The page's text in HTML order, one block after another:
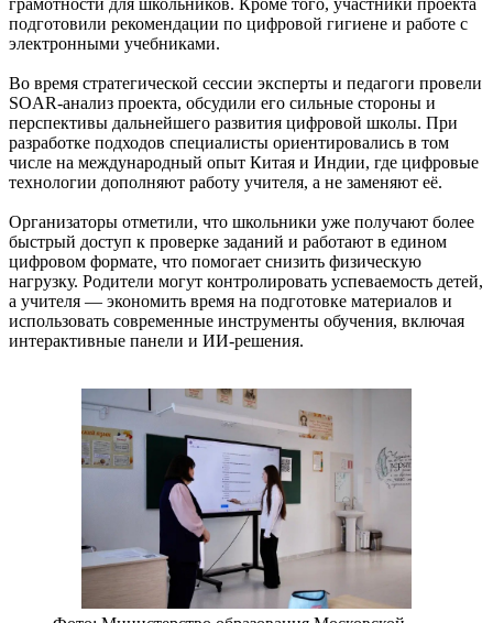
грамотности для школьников. Кроме того, участники проекта
подготовили рекомендации по цифровой гигиене и работе с
электронными учебниками.
Во время стратегической сессии эксперты и педагоги провели
SOAR-анализ проекта, обсудили его сильные стороны и
перспективы дальнейшего развития цифровой школы. При
разработке подходов специалисты ориентировались в том
числе на международный опыт Китая и Индии, где цифровые
технологии дополняют работу учителя, а не заменяют её.
Организаторы отметили, что школьники уже получают более
быстрый доступ к проверке заданий и работают в едином
цифровом формате, что помогает снизить физическую
нагрузку. Родители могут контролировать успеваемость детей,
а учителя — экономить время на подготовке материалов и
использовать современные инструменты обучения, включая
интерактивные панели и ИИ-решения.